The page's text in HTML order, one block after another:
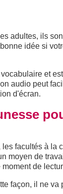
adultes, ils
idée si
et
audio peut
d'écran.
facultés à la
moyen de
de
façon, il ne